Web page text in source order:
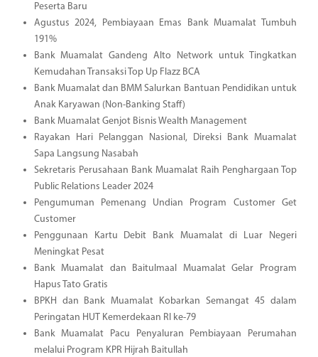
Peserta Baru
Agustus 2024, Pembiayaan Emas Bank Muamalat Tumbuh
191%
Bank Muamalat Gandeng Alto Network untuk Tingkatkan
Kemudahan Transaksi Top Up Flazz BCA
Bank Muamalat dan BMM Salurkan Bantuan Pendidikan untuk
Anak Karyawan (Non-Banking Staff)
Bank Muamalat Genjot Bisnis Wealth Management
Rayakan Hari Pelanggan Nasional, Direksi Bank Muamalat
Sapa Langsung Nasabah
Sekretaris Perusahaan Bank Muamalat Raih Penghargaan Top
Public Relations Leader 2024
Pengumuman Pemenang Undian Program Customer Get
Customer
Penggunaan Kartu Debit Bank Muamalat di Luar Negeri
Meningkat Pesat
Bank Muamalat dan Baitulmaal Muamalat Gelar Program
Hapus Tato Gratis
BPKH dan Bank Muamalat Kobarkan Semangat 45 dalam
Peringatan HUT Kemerdekaan RI ke-79
Bank Muamalat Pacu Penyaluran Pembiayaan Perumahan
melalui Program KPR Hijrah Baitullah